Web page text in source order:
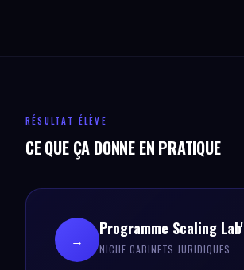
RÉSULTAT ÉLÈVE
CE QUE ÇA DONNE EN PRATIQUE
→
Programme Scaling Lab'
NICHE CABINETS JURIDIQUES